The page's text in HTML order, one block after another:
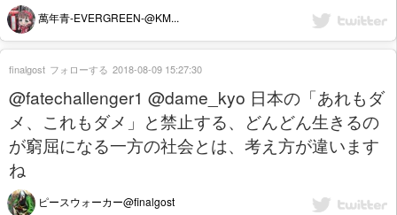
萬年青-EVERGREEN-@KM...
@fatechallenger1 @dame_kyo 日本の「あれもダ
メ、これもダメ」と禁止する、どんどん生きるの
が窮屈になる一方の社会とは、考え方が違います
ね
ピースウォーカー@finalgost
finalgost フォローする 2018-08-09 15:27:30